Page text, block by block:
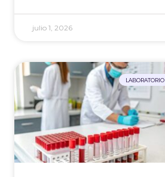
julio 1, 2026
LABORATORIO